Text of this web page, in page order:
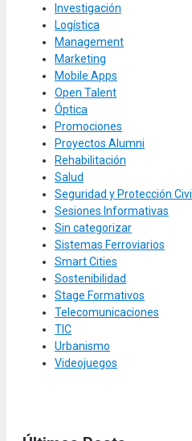
Investigación
Logística
Management
Marketing
Mobile Apps
Open Talent
Óptica
Promociones
Proyectos Alumni
Rehabilitación
Salud
Seguridad y Protección Civil
Sesiones Informativas
Sin categorizar
Sistemas Ferroviarios
Smart Cities
Sostenibilidad
Stage Formativos
Telecomunicaciones
TIC
Urbanismo
Videojuegos